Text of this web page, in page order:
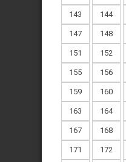
143 144
147 148
151 152
155 156
159 160
163 164
167 168
171 172